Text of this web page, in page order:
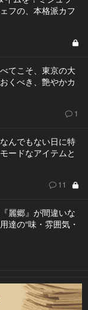
フの、本格派カフ
てこそ、東京の大
くべき、艶やかカ
1
んでもない日に特
ードなアイテムと
11
麗郷』が間違いな
達の“味・雰囲気・